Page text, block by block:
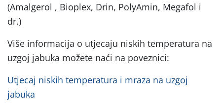
(Amalgerol , Bioplex, Drin, PolyAmin, Megafol i
dr.)
Više informacija o utjecaju niskih temperatura na
uzgoj jabuka možete naći na poveznici:
Utjecaj niskih temperatura i mraza na uzgoj
jabuka